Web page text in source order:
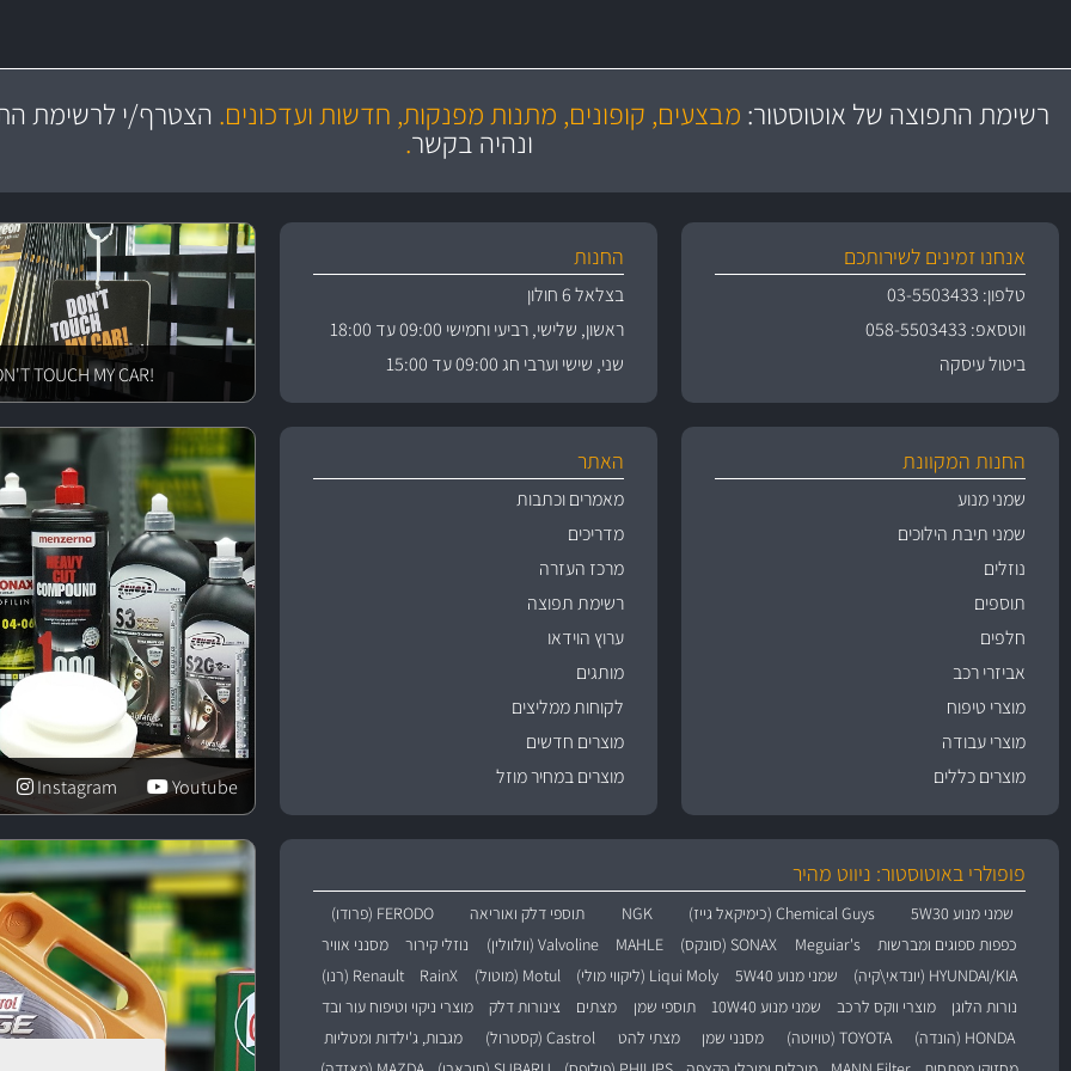
משלוח מהיר
באמצעות צ'יטה
משלוחים
מקצועיות
ושירות מצויין רשימת התפוצה של אוטוסטור: מבצעים, קופונים, מתנות מפנקות, חדשות ועדכונים. הצטרף/י לרשימת
ונהיה בקשר.
אנחנו זמינים לשירותכם
טלפון: 03-5503433
ווטסאפ: 058-5503433
ביטול עיסקה
החנות
בצלאל 6 חולון
ראשון, שלישי, רביעי וחמישי 09:00 עד 18:00
שני, שישי וערבי חג 09:00 עד 15:00
!DON'T TOUCH MY CAR
החנות המקוונת
שמני מנוע
שמני תיבת הילוכים
נוזלים
תוספים
חלפים
אביזרי רכב
מוצרי טיפוח
מוצרי עבודה
מוצרים כללים
האתר
מאמרים וכתבות
מדריכים
מרכז העזרה
רשימת תפוצה
ערוץ הוידאו
מותגים
לקוחות ממליצים
מוצרים חדשים
מוצרים במחיר מוזל
Youtube
Instagram
פופולרי באוטוסטור: ניווט מהיר
שמני מנוע 5W30 Chemical Guys (כימיקאל גייז) NGK תוספי דלק ואוריאה
FERODO (פרודו)
כפפות ספוגים ומברשות
Meguiar's SONAX (סונקס) MAHLE Valvoline (וולוולין) נוזלי קירור
מסנני אוויר
HYUNDAI/KIA (יונדאי\קיה)
שמני מנוע 5W40 Liqui Moly (ליקווי מולי) Motul (מוטול) RainX
Renault (רנו)
נורות הלוגן
מוצרי ווקס לרכב שמני מנוע 10W40 תוספי שמן מצתים צינורות דלק
מוצרי ניקוי וטיפוח עור ובד
HONDA (הונדה)
TOYOTA (טויוטה) מסנני שמן מצתי להט Castrol (קסטרול)
מגבות, ג'ילדות ומטליות